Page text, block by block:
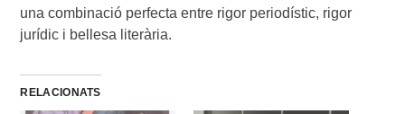
una combinació perfecta entre rigor periodístic, rigor
jurídic i bellesa literària.
RELACIONATS